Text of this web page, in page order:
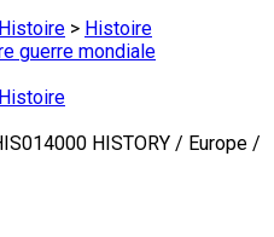
Histoire > Histoire
guerre mondiale
Histoire
HISTORY / Europe /